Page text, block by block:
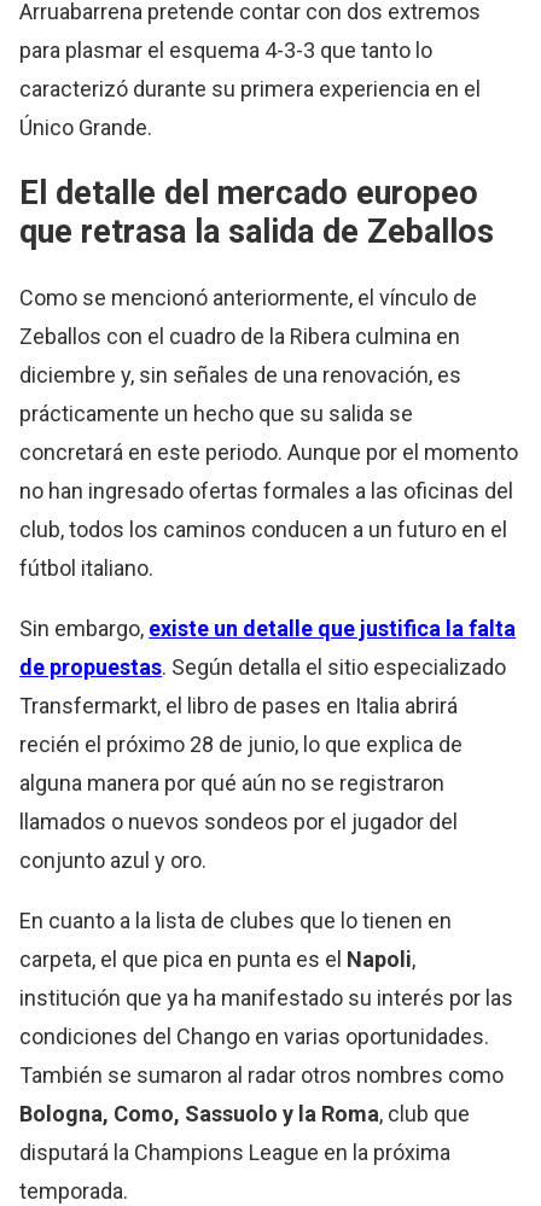
Arruabarrena pretende contar con dos extremos
para plasmar el esquema 4-3-3 que tanto lo
caracterizó durante su primera experiencia en el
Único Grande.
El detalle del mercado europeo
que retrasa la salida de Zeballos
Como se mencionó anteriormente, el vínculo de
Zeballos con el cuadro de la Ribera culmina en
diciembre y, sin señales de una renovación, es
prácticamente un hecho que su salida se
concretará en este periodo. Aunque por el momento
no han ingresado ofertas formales a las oficinas del
club, todos los caminos conducen a un futuro en el
fútbol italiano.
Sin embargo, existe un detalle que justifica la falta
de propuestas. Según detalla el sitio especializado
Transfermarkt, el libro de pases en Italia abrirá
recién el próximo 28 de junio, lo que explica de
alguna manera por qué aún no se registraron
llamados o nuevos sondeos por el jugador del
conjunto azul y oro.
En cuanto a la lista de clubes que lo tienen en
carpeta, el que pica en punta es el Napoli,
institución que ya ha manifestado su interés por las
condiciones del Chango en varias oportunidades.
También se sumaron al radar otros nombres como
Bologna, Como, Sassuolo y la Roma, club que
disputará la Champions League en la próxima
temporada.